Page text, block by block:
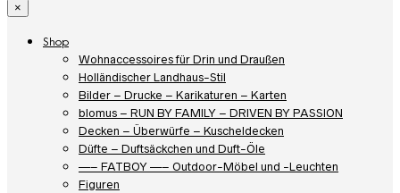
×
Shop
Wohnaccessoires für Drin und Draußen
Holländischer Landhaus-Stil
Bilder – Drucke – Karikaturen – Karten
blomus – RUN BY FAMILY – DRIVEN BY PASSION
Decken – Überwürfe – Kuscheldecken
Düfte – Duftsäckchen und Duft-Öle
—– FATBOY —– Outdoor-Möbel und -Leuchten
Figuren